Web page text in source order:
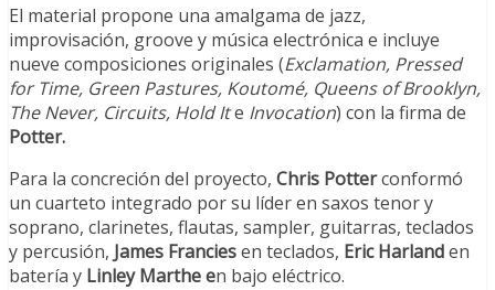
El material propone una amalgama de jazz,
improvisación, groove y música electrónica e incluye
nueve composiciones originales (Exclamation, Pressed
for Time, Green Pastures, Koutomé, Queens of Brooklyn,
The Never, Circuits, Hold Ite Invocation) con la firma de
Potter.
Para la concreción del proyecto, Chris Potterconformó
un cuarteto integrado por su líder en saxos tenor y
soprano, clarinetes, flautas, sampler, guitarras, teclados
y percusión, James Franciesen teclados, Eric Harlanden
batería y Linley Martheen bajo eléctrico.